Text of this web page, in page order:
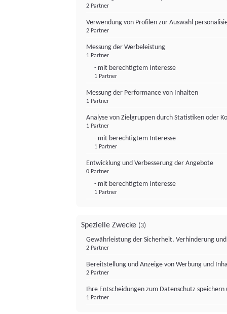
2 Partner
Verwendung von Profilen zur Auswahl
2 Partner
Messung der Werbeleistung
1 Partner
- mit berechtigtem Interesse
1 Partner
Messung der Performance von Inhalten
1 Partner
Analyse von Zielgruppen durch Statistiken oder
1 Partner
- mit berechtigtem Interesse
1 Partner
Entwicklung und Verbesserung der Angebote
0 Partner
- mit berechtigtem Interesse
1 Partner
Spezielle Zwecke (3)
Gewährleistung der Sicherheit, Verhinderung
2 Partner
Bereitstellung und Anzeige von Werbung und
2 Partner
Ihre Entscheidungen zum Datenschutz
1 Partner